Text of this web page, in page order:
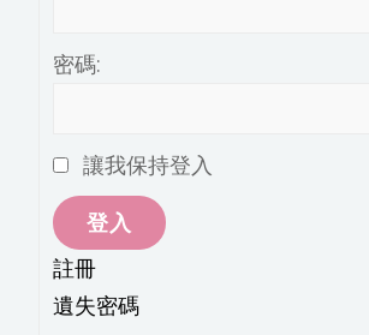
密碼:
讓我保持登入
登入
註冊
遺失密碼